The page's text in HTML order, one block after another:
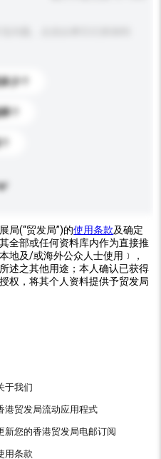
少？
？
局(“贸发局”)的使用条款及确定
全部或任何资料库内作为直接推
地及/或海外公众人士使用﹞，
述之其他用途；本人确认已获得
权，将其个人资料提供予贸发局
于我们
港贸发局流动应用程式
新您的香港贸发局电邮订阅
用条款